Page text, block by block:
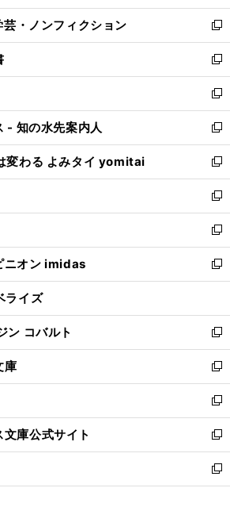
開
く
ウ
で
開
く
ン
ド
ウ
で
開
く
ウ
ィ
ン
ド
ウ
で
開
く
・ノンフィクション
新
し
い
ウ
ィ
ン
ド
ウ
で
開
く
新
し
い
ウ
ィ
ン
ド
ウ
で
開
く
新
し
い
ウ
ィ
ン
ド
ウ
で
開
く
- 知の水先案内人
新
し
い
ウ
ィ
ン
ド
ウ
で
開
変わる よみタイ yomitai
新
し
い
ウ
ィ
ン
ド
ウ
開
く
新
し
い
ウ
ィ
ン
ウ
で
開
く
新
し
い
ウ
ン
ド
ウ
で
開
く
ニオン imidas
新
し
ウ
ィ
ン
ド
ウ
で
開
く
ライズ
ン コバルト
新
し
い
ウ
ィ
ン
ド
ウ
で
開
庫
新
し
い
ウ
ィ
ン
ド
ウ
新
し
い
ウ
ィ
ン
庫公式サイト
新
し
い
ウ
新
し